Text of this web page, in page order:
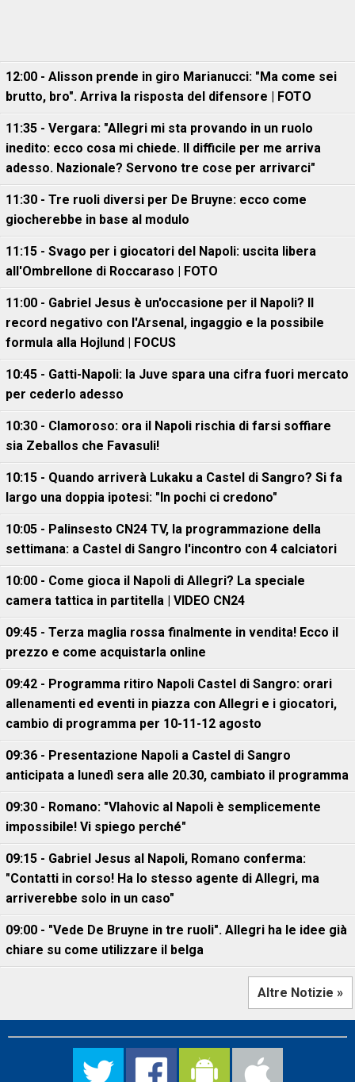
12:00 - Alisson prende in giro Marianucci: "Ma come sei
brutto, bro". Arriva la risposta del difensore | FOTO
11:35 - Vergara: "Allegri mi sta provando in un ruolo
inedito: ecco cosa mi chiede. Il difficile per me arriva
adesso. Nazionale? Servono tre cose per arrivarci"
11:30 - Tre ruoli diversi per De Bruyne: ecco come
giocherebbe in base al modulo
11:15 - Svago per i giocatori del Napoli: uscita libera
all'Ombrellone di Roccaraso | FOTO
11:00 - Gabriel Jesus è un'occasione per il Napoli? Il
record negativo con l'Arsenal, ingaggio e la possibile
formula alla Hojlund | FOCUS
10:45 - Gatti-Napoli: la Juve spara una cifra fuori mercato
per cederlo adesso
10:30 - Clamoroso: ora il Napoli rischia di farsi soffiare
sia Zeballos che Favasuli!
10:15 - Quando arriverà Lukaku a Castel di Sangro? Si fa
largo una doppia ipotesi: "In pochi ci credono"
10:05 - Palinsesto CN24 TV, la programmazione della
settimana: a Castel di Sangro l'incontro con 4 calciatori
10:00 - Come gioca il Napoli di Allegri? La speciale
camera tattica in partitella | VIDEO CN24
09:45 - Terza maglia rossa finalmente in vendita! Ecco il
prezzo e come acquistarla online
09:42 - Programma ritiro Napoli Castel di Sangro: orari
allenamenti ed eventi in piazza con Allegri e i giocatori,
cambio di programma per 10-11-12 agosto
09:36 - Presentazione Napoli a Castel di Sangro
anticipata a lunedì sera alle 20.30, cambiato il programma
09:30 - Romano: "Vlahovic al Napoli è semplicemente
impossibile! Vi spiego perché"
09:15 - Gabriel Jesus al Napoli, Romano conferma:
"Contatti in corso! Ha lo stesso agente di Allegri, ma
arriverebbe solo in un caso"
09:00 - "Vede De Bruyne in tre ruoli". Allegri ha le idee già
chiare su come utilizzare il belga
Altre Notizie »